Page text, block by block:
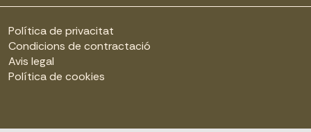
Política de privacitat
Condicions de contractació
Avis legal
Política de cookies